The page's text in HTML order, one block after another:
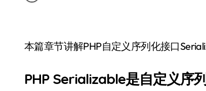
本篇章节讲解PHP自定义序列化接口
PHP Serializable是自定义序